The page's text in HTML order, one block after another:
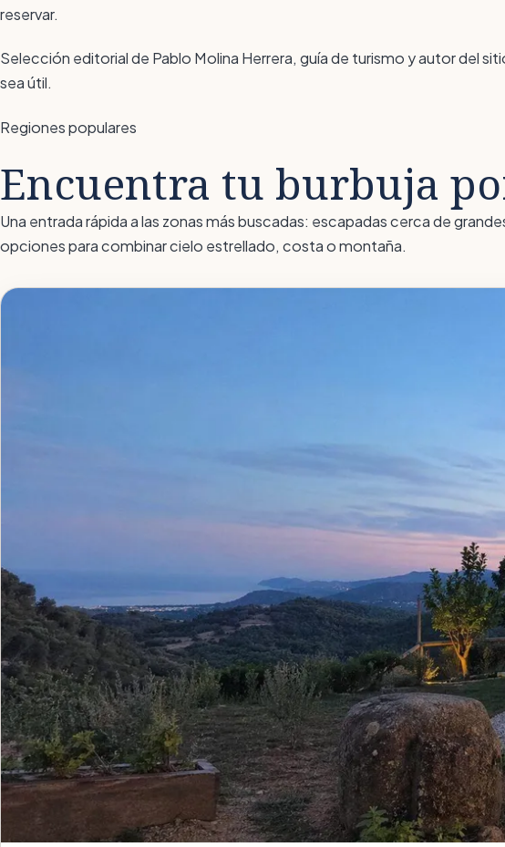
reservar.
Selección editorial de Pablo Molina Herrera, guía de turismo y autor del
sea útil.
Regiones populares
Encuentra tu burbuja
Una entrada rápida a las zonas más buscadas: escapadas cerca de
opciones para combinar cielo estrellado, costa o montaña.